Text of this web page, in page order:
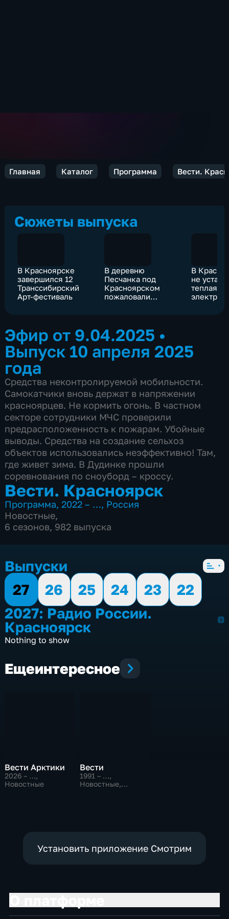
Главная Каталог Программа Вести.
Сюжеты выпуска
В Красноярске
завершился 12
Транссибирский
Арт-фестиваль
В деревню
Песчанка под
Красноярском
пожаловали
В
не
теплая
Эфир от 9.04.2025 •
Выпуск 10 апреля 2025
года
Средства неконтролируемой мобильности.
Самокатчики вновь держат в напряжении
красноярцев. Не кормить огонь. В частном
секторе сотрудники МЧС проверили
предрасположенность к пожарам. Убойные
выводы. Средства на создание сельхоз
объектов использовались неэффективно! Там,
где живет зима. В Дудинке прошли
соревнования по сноуборд – кроссу.
Вести. Красноярск
Программа,2022 – …, Россия
Новостные,
6 сезонов, 982 выпуска
Выпуски
27
26 25 24 23
22
2027: Радио России.
Красноярск
2027
Nothing to show
Ещеинтересное
Вести Арктики
2026 – …,
Новостные
Вести
1991 – …,
Новостные,
Установить приложение Смотрим